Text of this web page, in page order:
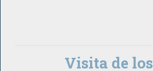
Visita de los